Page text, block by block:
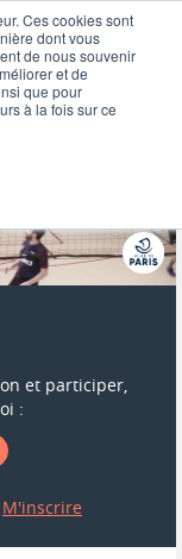
Ces cookies sont
dont vous
de nous souvenir
et de
que pour
à la fois sur ce
et participer,
:
M'inscrire